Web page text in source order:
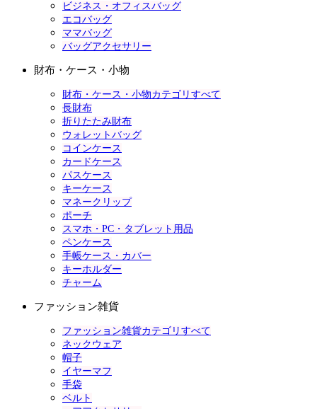
ビジネス・オフィスバッグ
エコバッグ
ママバッグ
バッグアクセサリー
財布・ケース・小物
財布・ケース・小物カテゴリすべて
長財布
折りたたみ財布
ウォレットバッグ
コインケース
カードケース
パスケース
キーケース
マネークリップ
ポーチ
スマホ・PC・タブレット用品
ペンケース
手帳ケース・カバー
キーホルダー
チャーム
ファッション雑貨
ファッション雑貨カテゴリすべて
ネックウェア
帽子
イヤーマフ
手袋
ベルト